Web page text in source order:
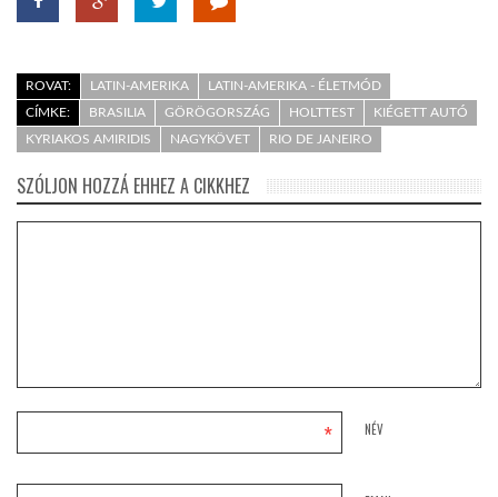
ROVAT: LATIN-AMERIKA
LATIN-AMERIKA - ÉLETMÓD
CÍMKE:
BRASILIA GÖRÖGORSZÁG HOLTTEST
KIÉGETT AUTÓ
KYRIAKOS AMIRIDIS
NAGYKÖVET RIO DE JANEIRO
SZÓLJON HOZZÁ EHHEZ A CIKKHEZ
NÉV
*